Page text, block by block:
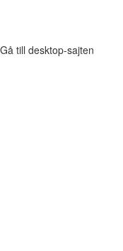
Gå till desktop-sajten